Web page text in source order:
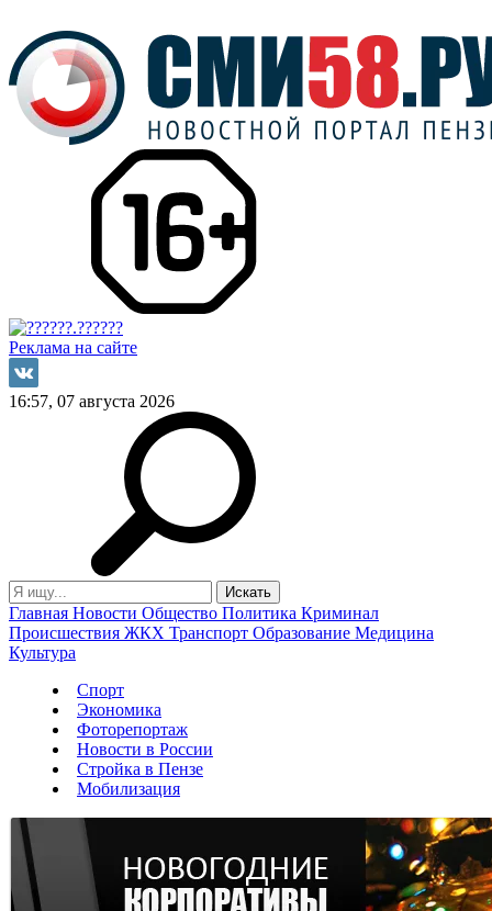
Реклама на сайте
16:57, 07 августа 2026
Главная Новости Общество Политика Криминал
Происшествия ЖКХ Транспорт Образование Медицина
Культура
Спорт
Экономика
Фоторепортаж
Новости в России
Стройка в Пензе
Мобилизация